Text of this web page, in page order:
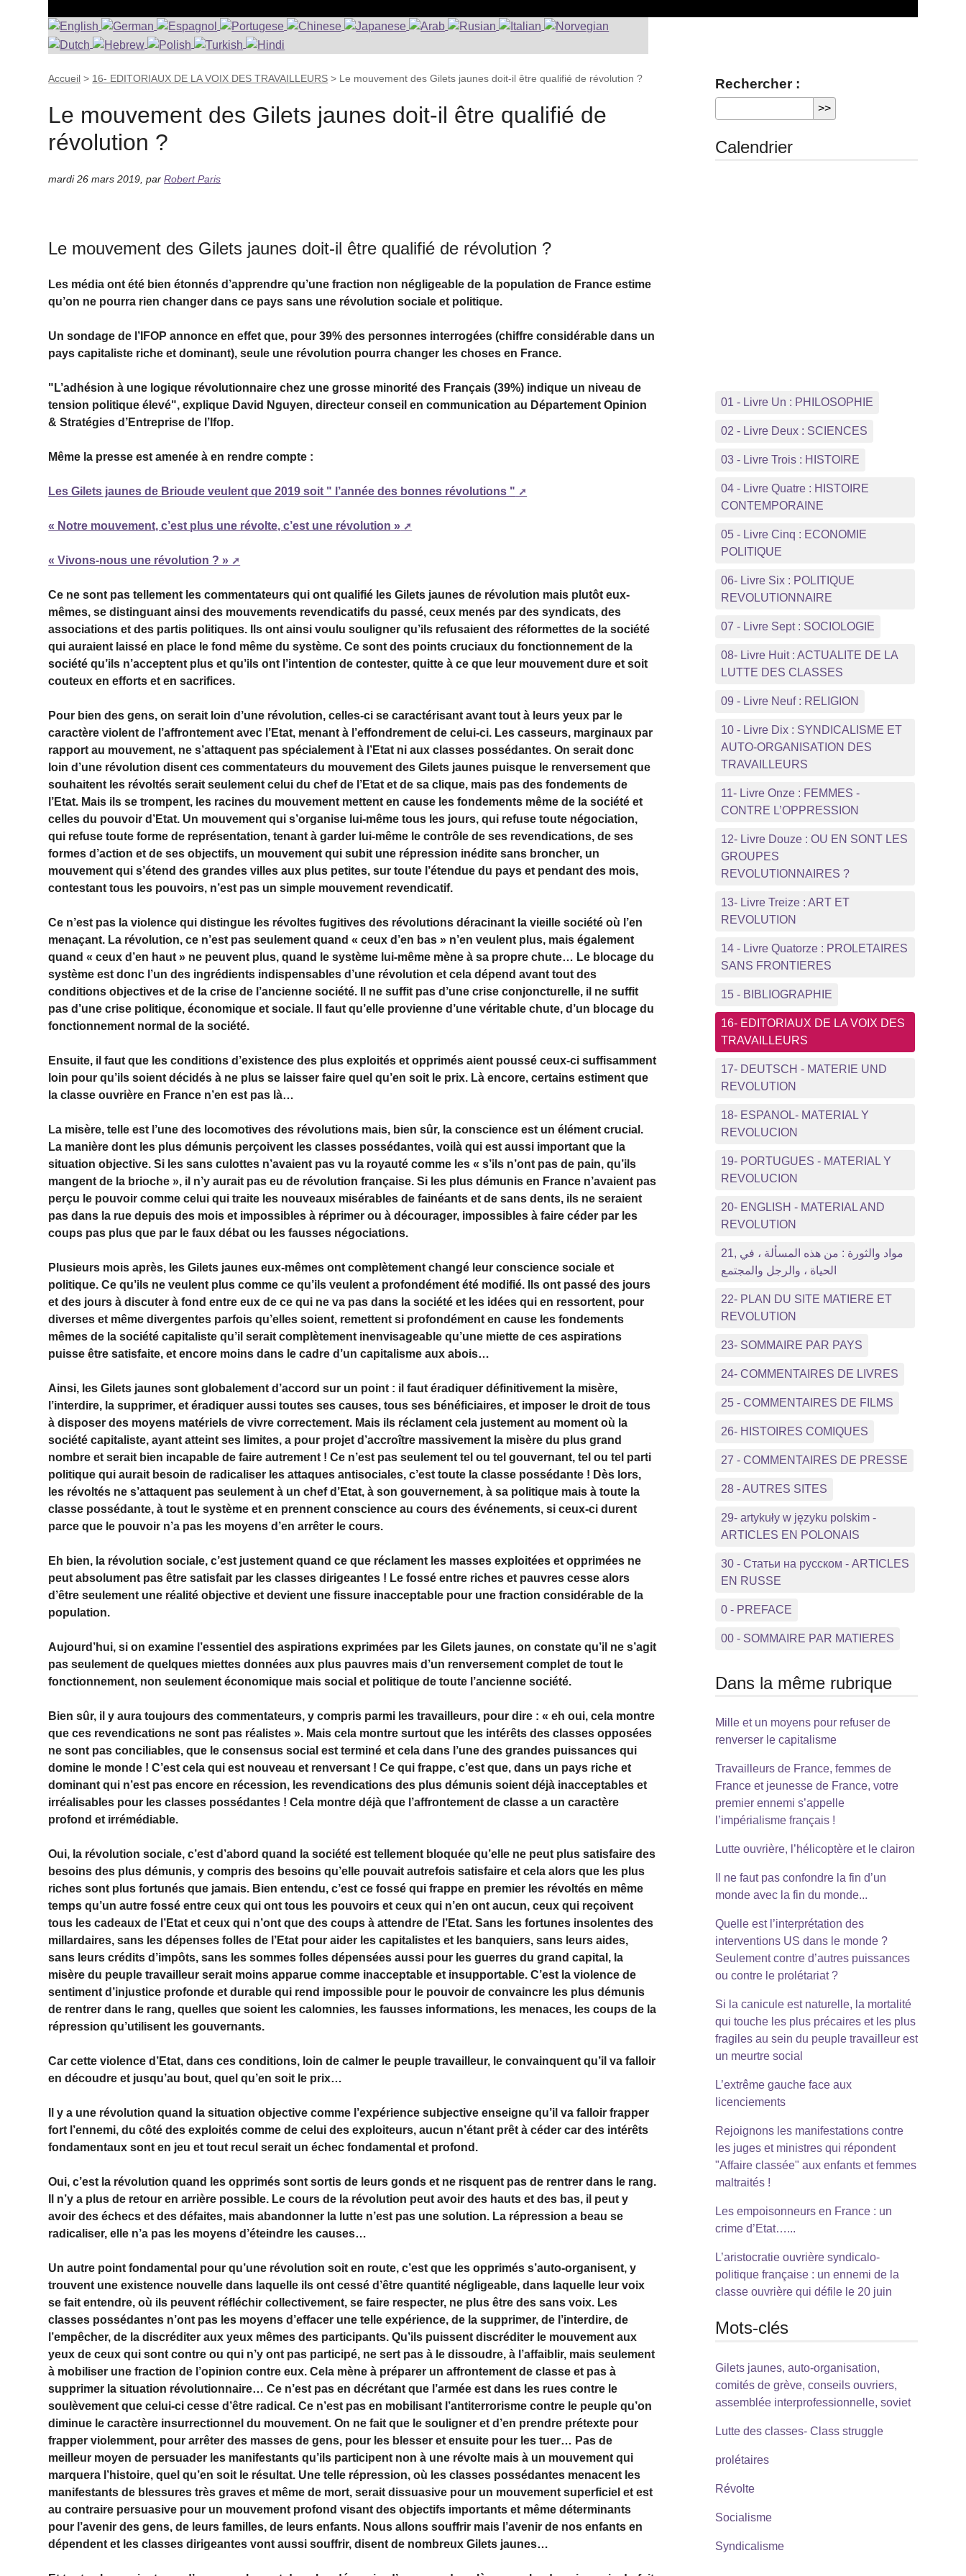
Accueil > 16- EDITORIAUX DE LA VOIX DES TRAVAILLEURS > Le mouvement des Gilets jaunes doit-il être qualifié de révolution ?
Le mouvement des Gilets jaunes doit-il être qualifié de
révolution ?
mardi 26 mars 2019 ,parRobert Paris
Le mouvement des Gilets jaunes doit-il être qualifié de révolution ?
Les média ont été bien étonnés d’apprendre qu’une fraction non négligeable de la population de France estime
qu’on ne pourra rien changer dans ce pays sans une révolution sociale et politique.
Un sondage de l’IFOP annonce en effet que, pour 39% des personnes interrogées (chiffre considérable dans un
pays capitaliste riche et dominant), seule une révolution pourra changer les choses en France.
"L’adhésion à une logique révolutionnaire chez une grosse minorité des Français (39%) indique un niveau de
tension politique élevé", explique David Nguyen, directeur conseil en communication au Département Opinion
& Stratégies d’Entreprise de l’Ifop.
Même la presse est amenée à en rendre compte :
Les Gilets jaunes de Brioude veulent que 2019 soit " l’année des bonnes révolutions "
« Notre mouvement, c’est plus une révolte, c’est une révolution »
« Vivons-nous une révolution ? »
Ce ne sont pas tellement les commentateurs qui ont qualifié les Gilets jaunes de révolution mais plutôt eux-
mêmes, se distinguant ainsi des mouvements revendicatifs du passé, ceux menés par des syndicats, des
associations et des partis politiques. Ils ont ainsi voulu souligner qu’ils refusaient des réformettes de la société
qui auraient laissé en place le fond même du système. Ce sont des points cruciaux du fonctionnement de la
société qu’ils n’acceptent plus et qu’ils ont l’intention de contester, quitte à ce que leur mouvement dure et soit
couteux en efforts et en sacrifices.
Pour bien des gens, on serait loin d’une révolution, celles-ci se caractérisant avant tout à leurs yeux par le
caractère violent de l’affrontement avec l’Etat, menant à l’effondrement de celui-ci. Les casseurs, marginaux par
rapport au mouvement, ne s’attaquent pas spécialement à l’Etat ni aux classes possédantes. On serait donc
loin d’une révolution disent ces commentateurs du mouvement des Gilets jaunes puisque le renversement que
souhaitent les révoltés serait seulement celui du chef de l’Etat et de sa clique, mais pas des fondements de
l’Etat. Mais ils se trompent, les racines du mouvement mettent en cause les fondements même de la société et
celles du pouvoir d’Etat. Un mouvement qui s’organise lui-même tous les jours, qui refuse toute négociation,
qui refuse toute forme de représentation, tenant à garder lui-même le contrôle de ses revendications, de ses
formes d’action et de ses objectifs, un mouvement qui subit une répression inédite sans broncher, un
mouvement qui s’étend des grandes villes aux plus petites, sur toute l’étendue du pays et pendant des mois,
contestant tous les pouvoirs, n’est pas un simple mouvement revendicatif.
Ce n’est pas la violence qui distingue les révoltes fugitives des révolutions déracinant la vieille société où l’en
menaçant. La révolution, ce n’est pas seulement quand « ceux d’en bas » n’en veulent plus, mais également
quand « ceux d’en haut » ne peuvent plus, quand le système lui-même mène à sa propre chute… Le blocage du
système est donc l’un des ingrédients indispensables d’une révolution et cela dépend avant tout des
conditions objectives et de la crise de l’ancienne société. Il ne suffit pas d’une crise conjoncturelle, il ne suffit
pas d’une crise politique, économique et sociale. Il faut qu’elle provienne d’une véritable chute, d’un blocage du
fonctionnement normal de la société.
Ensuite, il faut que les conditions d’existence des plus exploités et opprimés aient poussé ceux-ci suffisamment
loin pour qu’ils soient décidés à ne plus se laisser faire quel qu’en soit le prix. Là encore, certains estiment que
la classe ouvrière en France n’en est pas là…
La misère, telle est l’une des locomotives des révolutions mais, bien sûr, la conscience est un élément crucial.
La manière dont les plus démunis perçoivent les classes possédantes, voilà qui est aussi important que la
situation objective. Si les sans culottes n’avaient pas vu la royauté comme les « s’ils n’ont pas de pain, qu’ils
mangent de la brioche », il n’y aurait pas eu de révolution française. Si les plus démunis en France n’avaient pas
perçu le pouvoir comme celui qui traite les nouveaux misérables de fainéants et de sans dents, ils ne seraient
pas dans la rue depuis des mois et impossibles à réprimer ou à décourager, impossibles à faire céder par les
coups pas plus que par le faux débat ou les fausses négociations.
Plusieurs mois après, les Gilets jaunes eux-mêmes ont complètement changé leur conscience sociale et
politique. Ce qu’ils ne veulent plus comme ce qu’ils veulent a profondément été modifié. Ils ont passé des jours
et des jours à discuter à fond entre eux de ce qui ne va pas dans la société et les idées qui en ressortent, pour
diverses et même divergentes parfois qu’elles soient, remettent si profondément en cause les fondements
mêmes de la société capitaliste qu’il serait complètement inenvisageable qu’une miette de ces aspirations
puisse être satisfaite, et encore moins dans le cadre d’un capitalisme aux abois…
Ainsi, les Gilets jaunes sont globalement d’accord sur un point : il faut éradiquer définitivement la misère,
l’interdire, la supprimer, et éradiquer aussi toutes ses causes, tous ses bénéficiaires, et imposer le droit de tous
à disposer des moyens matériels de vivre correctement. Mais ils réclament cela justement au moment où la
société capitaliste, ayant atteint ses limites, a pour projet d’accroître massivement la misère du plus grand
nombre et serait bien incapable de faire autrement ! Ce n’est pas seulement tel ou tel gouvernant, tel ou tel parti
politique qui aurait besoin de radicaliser les attaques antisociales, c’est toute la classe possédante ! Dès lors,
les révoltés ne s’attaquent pas seulement à un chef d’Etat, à son gouvernement, à sa politique mais à toute la
classe possédante, à tout le système et en prennent conscience au cours des événements, si ceux-ci durent
parce que le pouvoir n’a pas les moyens d’en arrêter le cours.
Eh bien, la révolution sociale, c’est justement quand ce que réclament les masses exploitées et opprimées ne
peut absolument pas être satisfait par les classes dirigeantes ! Le fossé entre riches et pauvres cesse alors
d’être seulement une réalité objective et devient une fissure inacceptable pour une fraction considérable de la
population.
Aujourd’hui, si on examine l’essentiel des aspirations exprimées par les Gilets jaunes, on constate qu’il ne s’agit
pas seulement de quelques miettes données aux plus pauvres mais d’un renversement complet de tout le
fonctionnement, non seulement économique mais social et politique de toute l’ancienne société.
Bien sûr, il y aura toujours des commentateurs, y compris parmi les travailleurs, pour dire : « eh oui, cela montre
que ces revendications ne sont pas réalistes ». Mais cela montre surtout que les intérêts des classes opposées
ne sont pas conciliables, que le consensus social est terminé et cela dans l’une des grandes puissances qui
domine le monde ! C’est cela qui est nouveau et renversant ! Ce qui frappe, c’est que, dans un pays riche et
dominant qui n’est pas encore en récession, les revendications des plus démunis soient déjà inacceptables et
irréalisables pour les classes possédantes ! Cela montre déjà que l’affrontement de classe a un caractère
profond et irrémédiable.
Oui, la révolution sociale, c’est d’abord quand la société est tellement bloquée qu’elle ne peut plus satisfaire des
besoins des plus démunis, y compris des besoins qu’elle pouvait autrefois satisfaire et cela alors que les plus
riches sont plus fortunés que jamais. Bien entendu, c’est ce fossé qui frappe en premier les révoltés en même
temps qu’un autre fossé entre ceux qui ont tous les pouvoirs et ceux qui n’en ont aucun, ceux qui reçoivent
tous les cadeaux de l’Etat et ceux qui n’ont que des coups à attendre de l’Etat. Sans les fortunes insolentes des
millardaires, sans les dépenses folles de l’Etat pour aider les capitalistes et les banquiers, sans leurs aides,
sans leurs crédits d’impôts, sans les sommes folles dépensées aussi pour les guerres du grand capital, la
misère du peuple travailleur serait moins apparue comme inacceptable et insupportable. C’est la violence de
sentiment d’injustice profonde et durable qui rend impossible pour le pouvoir de convaincre les plus démunis
de rentrer dans le rang, quelles que soient les calomnies, les fausses informations, les menaces, les coups de la
répression qu’utilisent les gouvernants.
Car cette violence d’Etat, dans ces conditions, loin de calmer le peuple travailleur, le convainquent qu’il va falloir
en découdre et jusqu’au bout, quel qu’en soit le prix…
Il y a une révolution quand la situation objective comme l’expérience subjective enseigne qu’il va falloir frapper
fort l’ennemi, du côté des exploités comme de celui des exploiteurs, aucun n’étant prêt à céder car des intérêts
fondamentaux sont en jeu et tout recul serait un échec fondamental et profond.
Oui, c’est la révolution quand les opprimés sont sortis de leurs gonds et ne risquent pas de rentrer dans le rang.
Il n’y a plus de retour en arrière possible. Le cours de la révolution peut avoir des hauts et des bas, il peut y
avoir des échecs et des défaites, mais abandonner la lutte n’est pas une solution. La répression a beau se
radicaliser, elle n’a pas les moyens d’éteindre les causes…
Un autre point fondamental pour qu’une révolution soit en route, c’est que les opprimés s’auto-organisent, y
trouvent une existence nouvelle dans laquelle ils ont cessé d’être quantité négligeable, dans laquelle leur voix
se fait entendre, où ils peuvent réfléchir collectivement, se faire respecter, ne plus être des sans voix. Les
classes possédantes n’ont pas les moyens d’effacer une telle expérience, de la supprimer, de l’interdire, de
l’empêcher, de la discréditer aux yeux mêmes des participants. Qu’ils puissent discréditer le mouvement aux
yeux de ceux qui sont contre ou qui n’y ont pas participé, ne sert pas à le dissoudre, à l’affaiblir, mais seulement
à mobiliser une fraction de l’opinion contre eux. Cela mène à préparer un affrontement de classe et pas à
supprimer la situation révolutionnaire… Ce n’est pas en décrétant que l’armée est dans les rues contre le
soulèvement que celui-ci cesse d’être radical. Ce n’est pas en mobilisant l’antiterrorisme contre le peuple qu’on
diminue le caractère insurrectionnel du mouvement. On ne fait que le souligner et d’en prendre prétexte pour
frapper violemment, pour arrêter des masses de gens, pour les blesser et ensuite pour les tuer… Pas de
meilleur moyen de persuader les manifestants qu’ils participent non à une révolte mais à un mouvement qui
marquera l’histoire, quel qu’en soit le résultat. Une telle répression, où les classes possédantes menacent les
manifestants de blessures très graves et même de mort, serait dissuasive pour un mouvement superficiel et est
au contraire persuasive pour un mouvement profond visant des objectifs importants et même déterminants
pour l’avenir des gens, de leurs familles, de leurs enfants. Nous allons souffrir mais l’avenir de nos enfants en
dépendent et les classes dirigeantes vont aussi souffrir, disent de nombreux Gilets jaunes…
Rechercher :
Calendrier
01 - Livre Un : PHILOSOPHIE
02 - Livre Deux : SCIENCES
03 - Livre Trois : HISTOIRE
04 - Livre Quatre : HISTOIRE
CONTEMPORAINE
05 - Livre Cinq : ECONOMIE
POLITIQUE
06- Livre Six : POLITIQUE
REVOLUTIONNAIRE
07 - Livre Sept : SOCIOLOGIE
08- Livre Huit : ACTUALITE DE LA
LUTTE DES CLASSES
09 - Livre Neuf : RELIGION
10 - Livre Dix : SYNDICALISME ET
AUTO-ORGANISATION DES
TRAVAILLEURS
11- Livre Onze : FEMMES -
CONTRE L’OPPRESSION
12- Livre Douze : OU EN SONT LES
GROUPES
REVOLUTIONNAIRES ?
13- Livre Treize : ART ET
REVOLUTION
14 - Livre Quatorze : PROLETAIRES
SANS FRONTIERES
15 - BIBLIOGRAPHIE
16- EDITORIAUX DE LA VOIX DES
TRAVAILLEURS
17- DEUTSCH - MATERIE UND
REVOLUTION
18- ESPANOL- MATERIAL Y
REVOLUCION
19- PORTUGUES - MATERIAL Y
REVOLUCION
20- ENGLISH - MATERIAL AND
REVOLUTION
21, مواد والثورة : من هذه المسألة ، في
الحياة ، والرجل والمجتمع
22- PLAN DU SITE MATIERE ET
REVOLUTION
23- SOMMAIRE PAR PAYS
24- COMMENTAIRES DE LIVRES
25 - COMMENTAIRES DE FILMS
26- HISTOIRES COMIQUES
27 - COMMENTAIRES DE PRESSE
28 - AUTRES SITES
29- artykuły w języku polskim -
ARTICLES EN POLONAIS
30 - Статьи на русском - ARTICLES
EN RUSSE
0 - PREFACE
00 - SOMMAIRE PAR MATIERES
Dans la même rubrique
Mille et un moyens pour refuser de
renverser le capitalisme
Travailleurs de France, femmes de
France et jeunesse de France, votre
premier ennemi s’appelle
l’impérialisme français !
Lutte ouvrière, l’hélicoptère et le clairon
Il ne faut pas confondre la fin d’un
monde avec la fin du monde...
Quelle est l’interprétation des
interventions US dans le monde ?
Seulement contre d’autres puissances
ou contre le prolétariat ?
Si la canicule est naturelle, la mortalité
qui touche les plus précaires et les plus
fragiles au sein du peuple travailleur est
un meurtre social
L’extrême gauche face aux
licenciements
Rejoignons les manifestations contre
les juges et ministres qui répondent
"Affaire classée" aux enfants et femmes
maltraités !
Les empoisonneurs en France : un
crime d’Etat…...
L’aristocratie ouvrière syndicalo-
politique française : un ennemi de la
classe ouvrière qui défile le 20 juin
Mots-clés
Gilets jaunes, auto-organisation,
comités de grève, conseils ouvriers,
assemblée interprofessionnelle, soviet
Lutte des classes- Class struggle
prolétaires
Révolte
Socialisme
Syndicalisme